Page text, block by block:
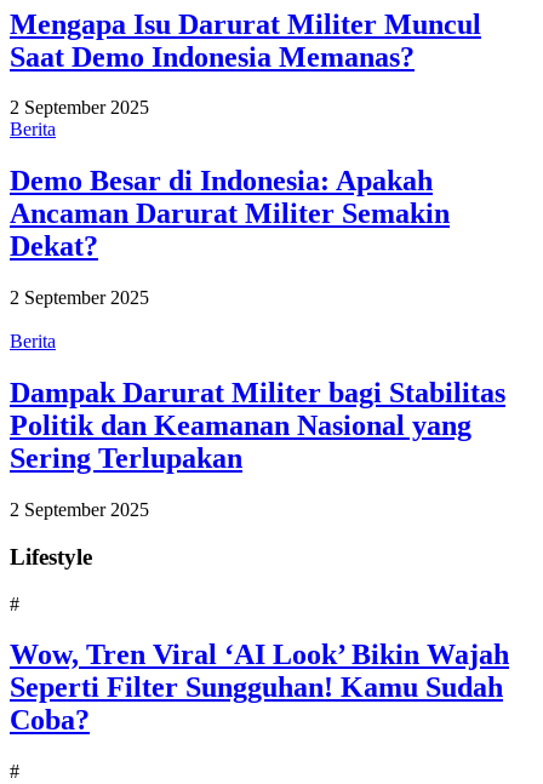
Mengapa Isu Darurat Militer Muncul
Saat Demo Indonesia Memanas?
2 September 2025
Berita
Demo Besar di Indonesia: Apakah
Ancaman Darurat Militer Semakin
Dekat?
2 September 2025
Berita
Dampak Darurat Militer bagi Stabilitas
Politik dan Keamanan Nasional yang
Sering Terlupakan
2 September 2025
Lifestyle
#
Wow, Tren Viral ‘AI Look’ Bikin Wajah
Seperti Filter Sungguhan! Kamu Sudah
Coba?
#